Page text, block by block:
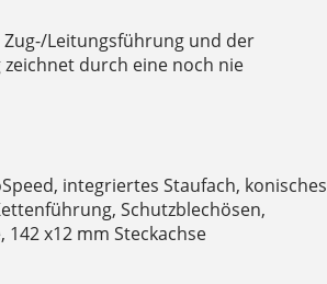
Leitungsführung und der
durch eine noch nie
integriertes Staufach, konisches
Schutzblechösen,
x12 mm Steckachse